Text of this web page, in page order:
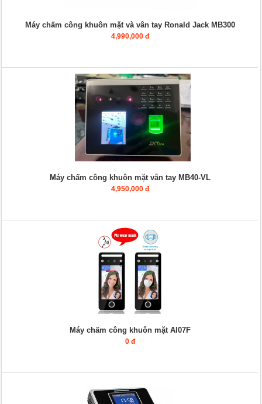
Máy chấm công khuôn mặt và vân tay Ronald Jack MB300
4,990,000 đ
Máy chấm công khuôn mặt vân tay MB40-VL
4,950,000 đ
Máy chấm công khuôn mặt AI07F
0 đ